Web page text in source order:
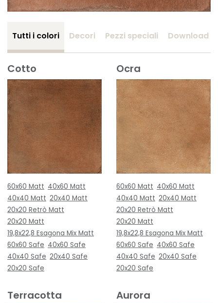
Tutti i colori Decori Pezzi speciali Download
Cotto
60x60 Matt 40x60 Matt
40x40 Matt 20x40 Matt
20x20 Retrò Matt
20x20 Matt
19,8x22,8 Esagona Mix Matt
60x60 Safe 40x60 Safe
40x40 Safe 20x40 Safe
20x20 Safe
Ocra
60x60 Matt 40x60 Matt
40x40 Matt 20x40 Matt
20x20 Retrò Matt
20x20 Matt
19,8x22,8 Esagona Mix Matt
60x60 Safe 40x60 Safe
40x40 Safe 20x40 Safe
20x20 Safe
Terracotta Aurora